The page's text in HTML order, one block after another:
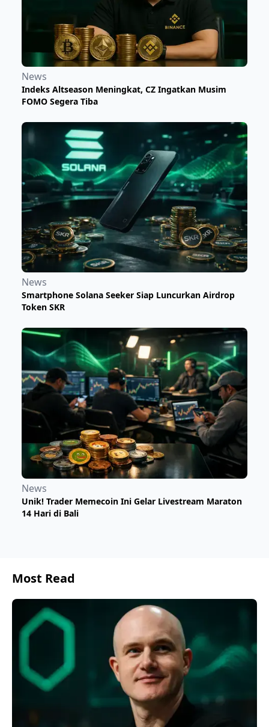
News
Indeks Altseason Meningkat, CZ Ingatkan Musim
FOMO Segera Tiba
News
Smartphone Solana Seeker Siap Luncurkan Airdrop
Token SKR
News
Unik! Trader Memecoin Ini Gelar Livestream Maraton
14 Hari di Bali
Most Read